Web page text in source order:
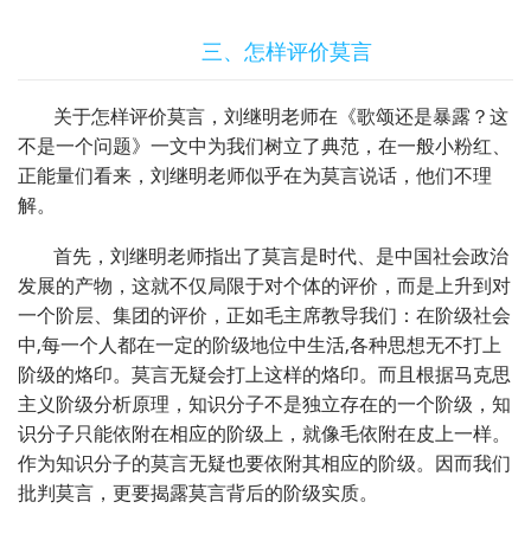
三、怎样评价莫言
关于怎样评价莫言，刘继明老师在《歌颂还是暴露？这
不是一个问题》一文中为我们树立了典范，在一般小粉红、
正能量们看来，刘继明老师似乎在为莫言说话，他们不理
解。
首先，刘继明老师指出了莫言是时代、是中国社会政治
发展的产物，这就不仅局限于对个体的评价，而是上升到对
一个阶层、集团的评价，正如毛主席教导我们：在阶级社会
中,每一个人都在一定的阶级地位中生活,各种思想无不打上
阶级的烙印。莫言无疑会打上这样的烙印。而且根据马克思
主义阶级分析原理，知识分子不是独立存在的一个阶级，知
识分子只能依附在相应的阶级上，就像毛依附在皮上一样。
作为知识分子的莫言无疑也要依附其相应的阶级。因而我们
批判莫言，更要揭露莫言背后的阶级实质。